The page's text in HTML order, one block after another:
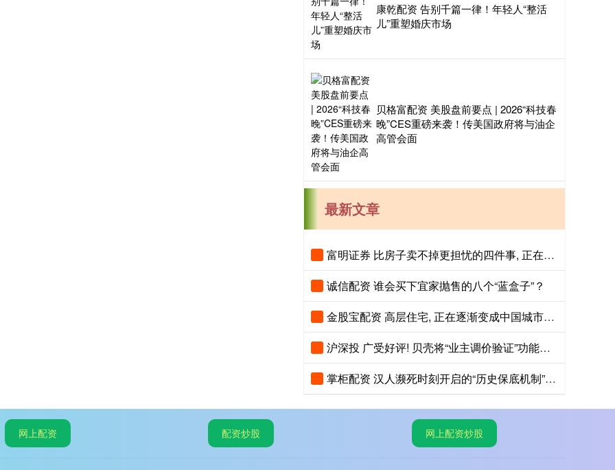
康乾配资 告别千篇一律！年轻人“整活
儿”重塑婚庆市场
贝格富配资 美股盘前要点 | 2026“科技春
晚”CES重磅来袭！传美国政府将与油企
高管会面
最新文章
富明证券 比房子卖不掉更担忧的四件事, 正在各个城市蔓延, 老百姓要警惕
诚信配资 谁会买下宜家抛售的八个“蓝盒子”？
金股宝配资 高层住宅, 正在逐渐变成中国城市的下一个大麻烦
沪深投 广受好评! 贝壳将“业主调价验证”功能扩至全国75城
掌柜配资 汉人濒死时刻开启的“历史保底机制”，才是中华文明最恐怖的地方
网上配资 配资炒股 网上配资炒股